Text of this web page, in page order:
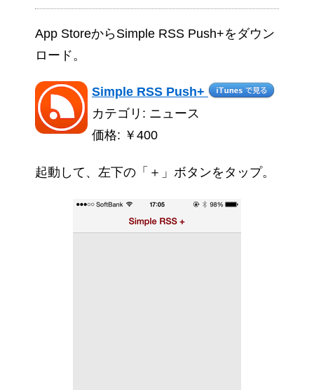
App StoreからSimple RSS Push+をダウン
ロード。
Simple RSS Push+
カテゴリ: ニュース
価格: ￥400
起動して、左下の「＋」ボタンをタップ。